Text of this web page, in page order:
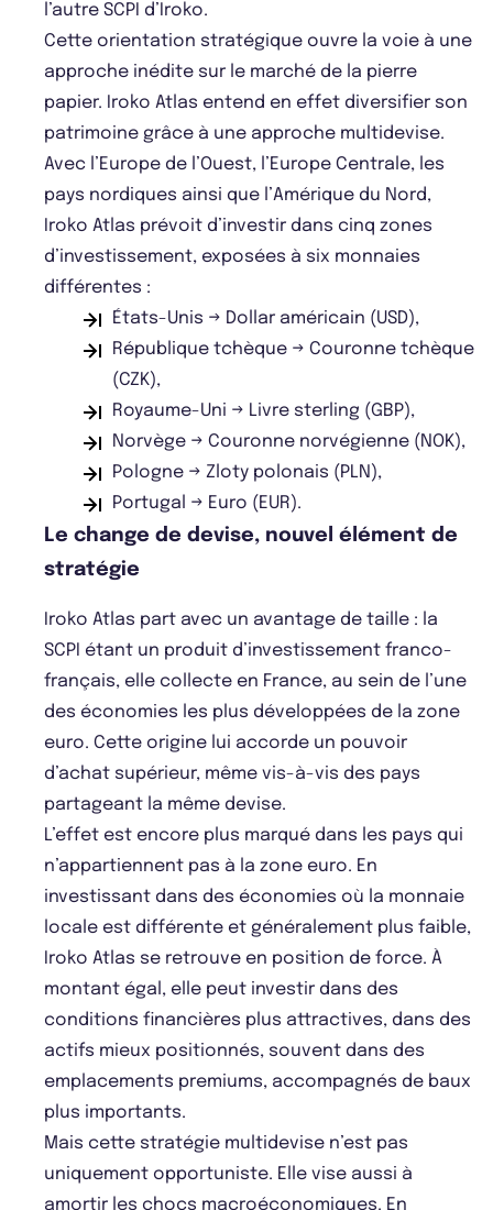
l’autre SCPI d’Iroko.
Cette orientation stratégique ouvre la voie à une
approche inédite sur le marché de la pierre
papier. Iroko Atlas entend en effet diversifier son
patrimoine grâce à une approche multidevise.
Avec l’Europe de l’Ouest, l’Europe Centrale, les
pays nordiques ainsi que l’Amérique du Nord,
Iroko Atlas prévoit d’investir dans cinq zones
d’investissement, exposées à six monnaies
différentes :
États-Unis → Dollar américain (USD),
République tchèque → Couronne tchèque
(CZK),
Royaume-Uni → Livre sterling (GBP),
Norvège → Couronne norvégienne (NOK),
Pologne → Zloty polonais (PLN),
Portugal → Euro (EUR).
Le change de devise, nouvel élément de
stratégie
Iroko Atlas part avec un avantage de taille : la
SCPI étant un produit d’investissement franco-
français, elle collecte en France, au sein de l’une
des économies les plus développées de la zone
euro. Cette origine lui accorde un pouvoir
d’achat supérieur, même vis-à-vis des pays
partageant la même devise.
L’effet est encore plus marqué dans les pays qui
n’appartiennent pas à la zone euro. En
investissant dans des économies où la monnaie
locale est différente et généralement plus faible,
Iroko Atlas se retrouve en position de force. À
montant égal, elle peut investir dans des
conditions financières plus attractives, dans des
actifs mieux positionnés, souvent dans des
emplacements premiums, accompagnés de baux
plus importants.
Mais cette stratégie multidevise n’est pas
uniquement opportuniste. Elle vise aussi à
amortir les chocs macroéconomiques. En